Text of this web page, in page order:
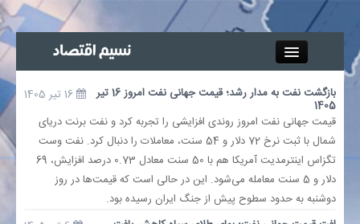
آگهی استخدام
پیوند‌ها
بازگشت نفت به مدار رشد؛ قیمت جهانی نفت امروز 16 تیر
1405
قیمت جهانی نفت امروز روندی افزایشی را تجربه کرد و نفت برنت دریای
شمال با ثبت نرخ 72 دلار و 54 سنت، معاملات را دنبال کرد. نفت وست
تگزاس اینترمدیت آمریکا هم با 50 سنت معادل 0.73 درصد افزایش، 69
دلار و 5 سنت معامله می‌شود. این در حالی است که قیمت‌ها در روز
دوشنبه به حدود سطوح پیش از جنگ ایران رسیده بود.